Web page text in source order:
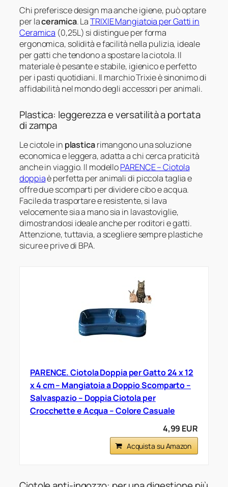
Chi preferisce design ma anche igiene, può optare
per laceramica. LaTRIXIE Mangiatoia per Gatti in
Ceramica (0,25L) si distingue per forma
ergonomica, solidità e facilità nella pulizia, ideale
per gatti che tendono a spostare la ciotola. Il
materiale è pesante e stabile, igienico e perfetto
per i pasti quotidiani. Il marchio Trixie è sinonimo di
affidabilità nel mondo degli accessori per animali.
Plastica: leggerezza e versatilità a portata
di zampa
Le ciotole in plasticarimangono una soluzione
economica e leggera, adatta a chi cerca praticità
anche in viaggio. Il modelloPARENCE – Ciotola
doppiaè perfetta per animali di piccola taglia e
offre due scomparti per dividere cibo e acqua.
Facile da trasportare e resistente, si lava
velocemente sia a mano sia in lavastoviglie,
dimostrandosi ideale anche per roditori e gatti.
Attenzione, tuttavia, a scegliere sempre plastiche
sicure e prive di BPA.
PARENCE. Ciotola Doppia per Gatto 24 x 12
x 4 cm – Mangiatoia a Doppio Scomparto –
Salvaspazio – Doppia Ciotola per
Crocchette e Acqua – Colore Casuale
4,99 EUR
Acquista su Amazon